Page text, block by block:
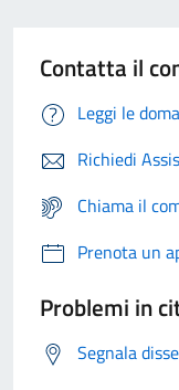
Contatta il
Leggi le
Richiedi
Chiama il
Prenota un
Problemi in
Segnala